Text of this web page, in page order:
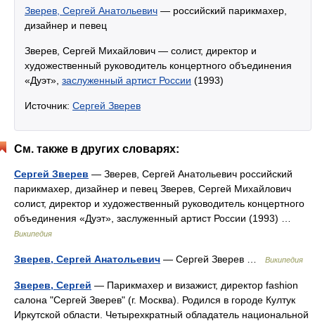
Зверев, Сергей Анатольевич — российский парикмахер,
дизайнер и певец
Зверев, Сергей Михайлович — солист, директор и
художественный руководитель концертного объединения
«Дуэт», заслуженный артист России (1993)
Источник: Сергей Зверев
См. также в других словарях:
Сергей Зверев — Зверев, Сергей Анатольевич российский
парикмахер, дизайнер и певец Зверев, Сергей Михайлович
солист, директор и художественный руководитель концертного
объединения «Дуэт», заслуженный артист России (1993) …
Википедия
Зверев, Сергей Анатольевич — Сергей Зверев … Википедия
Зверев, Сергей — Парикмахер и визажист, директор fashion
салона "Сергей Зверев" (г. Москва). Родился в городе Култук
Иркутской области. Четырехкратный обладатель национальной